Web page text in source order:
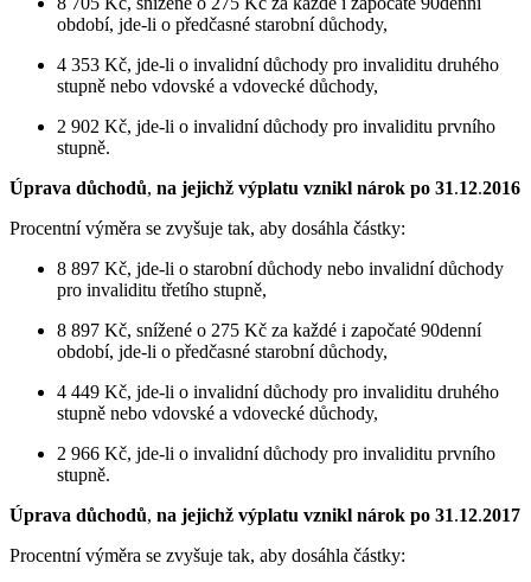
období, jde-li o předčasné starobní důchody,
4 353 Kč, jde-li o invalidní důchody pro invaliditu druhého
stupně nebo vdovské a vdovecké důchody,
2 902 Kč, jde-li o invalidní důchody pro invaliditu prvního
stupně.
Úprava důchodů, na jejichž výplatu vznikl nárok po 31.12.2016
Procentní výměra se zvyšuje tak, aby dosáhla částky:
8 897 Kč, jde-li o starobní důchody nebo invalidní důchody
pro invaliditu třetího stupně,
8 897 Kč, snížené o 275 Kč za každé i započaté 90denní
období, jde-li o předčasné starobní důchody,
4 449 Kč, jde-li o invalidní důchody pro invaliditu druhého
stupně nebo vdovské a vdovecké důchody,
2 966 Kč, jde-li o invalidní důchody pro invaliditu prvního
stupně.
Úprava důchodů, na jejichž výplatu vznikl nárok po 31.12.2017
Procentní výměra se zvyšuje tak, aby dosáhla částky: